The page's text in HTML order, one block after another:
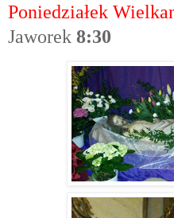
Poniedziałek
Jaworek 8:30